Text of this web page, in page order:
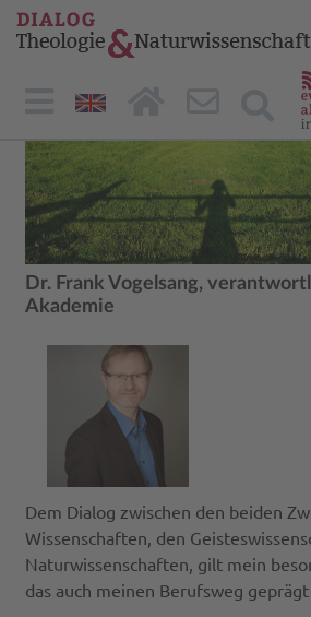
Dr. Frank Vogelsang,
Akademie
Dem Dialog zwischen den beiden
Wissenschaften, den
Naturwissenschaften, gilt mein
das auch meinen Berufsweg